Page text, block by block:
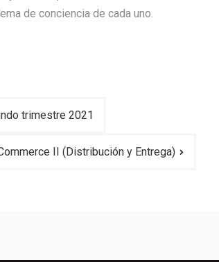
de conciencia de cada uno.
trimestre 2021
II (Distribución y Entrega)